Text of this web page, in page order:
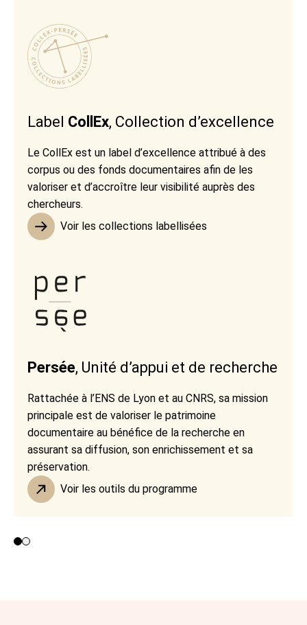
Label CollEx, Collection d’excellence
Le CollEx est un label d’excellence attribué à des
corpus ou des fonds documentaires afin de les
valoriser et d’accroître leur visibilité auprès des
chercheurs.
Voir les collections labellisées
Persée, Unité d’appui et de recherche
Rattachée à l’ENS de Lyon et au CNRS, sa mission
principale est de valoriser le patrimoine
documentaire au bénéfice de la recherche en
assurant sa diffusion, son enrichissement et sa
préservation.
Voir les outils du programme
Contributeurs 1 et 2
Contributeur 3